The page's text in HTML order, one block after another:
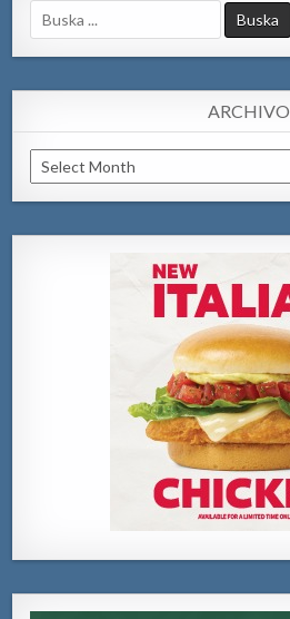
Search
for:
ARCHIVO
Archivo